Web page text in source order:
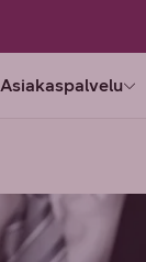
Asiakaspalvelu